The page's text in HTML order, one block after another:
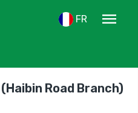
FR
menu
Road Branch)